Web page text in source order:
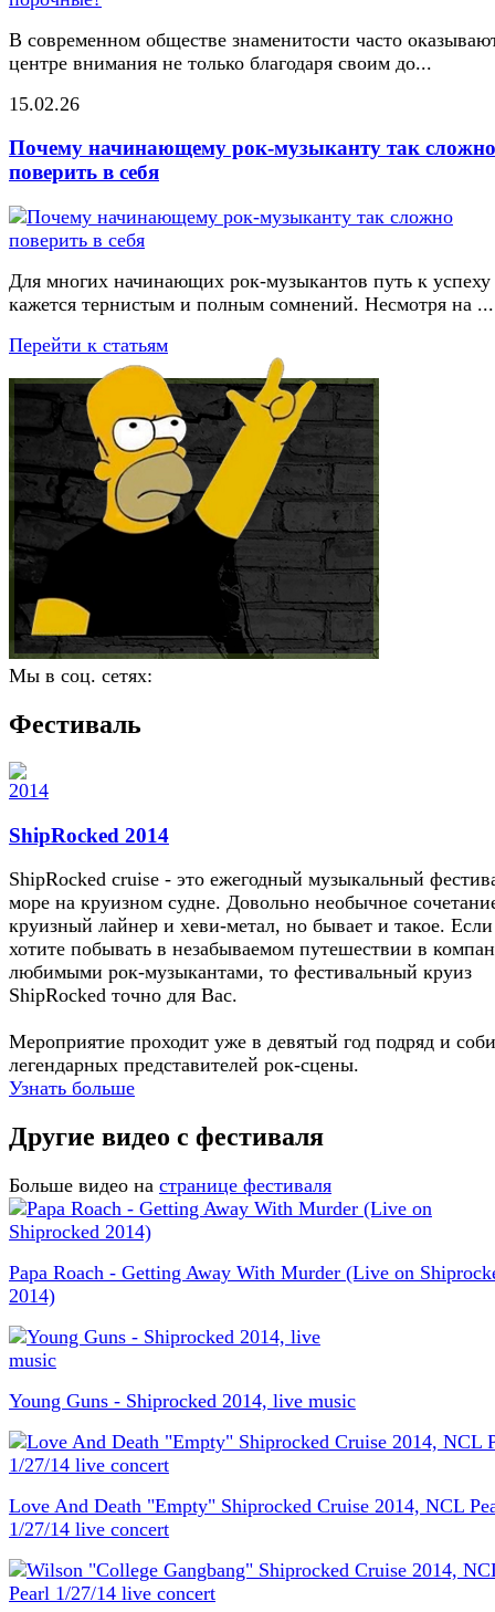
В современном обществе знаменитости часто
центре внимания не только благодаря своим до...
15.02.26
Почему начинающему рок-музыканту так сложно
поверить в себя
Для многих начинающих рок-музыкантов путь к успеху
кажется тернистым и полным сомнений. Несмотря на ...
Перейти к статьям
Мы в соц. сетях:
Фестиваль
ShipRocked 2014
ShipRocked cruise - это ежегодный музыкальный
море на круизном судне. Довольно необычное
круизный лайнер и хеви-метал, но бывает и такое.
хотите побывать в незабываемом путешествии в
любимыми рок-музыкантами, то фестивальный круиз
ShipRocked точно для Вас.
Мероприятие проходит уже в девятый год подряд и
легендарных представителей рок-сцены.
Узнать больше
Другие видео с фестиваля
Больше видео на странице фестиваля
Papa Roach - Getting Away With Murder (Live on
2014)
Young Guns - Shiprocked 2014, live music
Love And Death "Empty" Shiprocked Cruise 2014, NCL
1/27/14 live concert